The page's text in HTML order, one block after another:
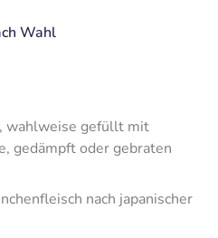
Wahl
wahlweise gefüllt mit
gedämpft oder gebraten
nach japanischer